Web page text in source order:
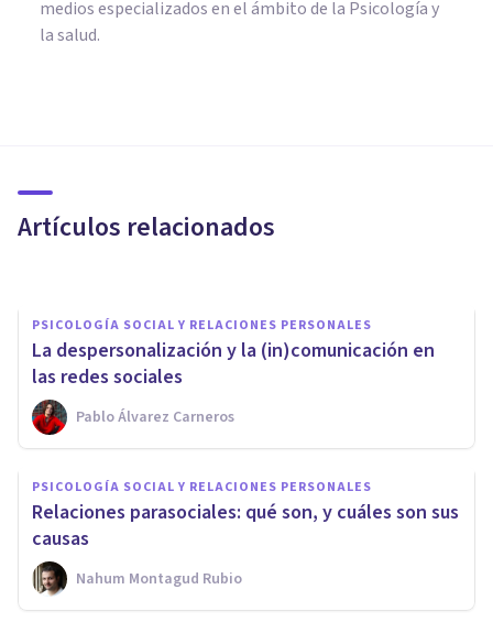
medios especializados en el ámbito de la Psicología y
la salud.
Artículos relacionados
claves
PSICOLOGÍA SOCIAL Y RELACIONES PERSONALES
La despersonalización y la (in)comunicación en
las redes sociales
Pablo Álvarez Carneros
PSICOLOGÍA SOCIAL Y RELACIONES PERSONALES
Relaciones parasociales: qué son, y cuáles son sus
causas
Nahum Montagud Rubio
​Me cuesta mucho hacer
amigos: causas y soluciones
Arturo Torres